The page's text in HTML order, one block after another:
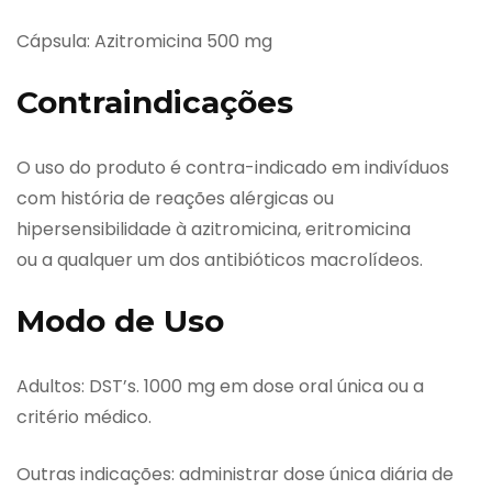
Cápsula: Azitromicina 500 mg
Contraindicações
O uso do produto é contra-indicado em indivíduos
com história de reações alérgicas ou
hipersensibilidade à azitromicina, eritromicina
ou a qualquer um dos antibióticos macrolídeos.
Modo de Uso
Adultos: DST’s. 1000 mg em dose oral única ou a
critério médico.
Outras indicações: administrar dose única diária de